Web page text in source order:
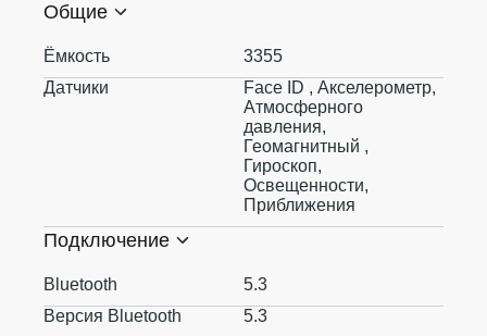
Общие
Ёмкость
3355
Датчики
Face ID , Акселерометр,
Атмосферного
давления,
Геомагнитный ,
Гироскоп,
Освещенности,
Приближения
Подключение
Bluetooth
5.3
Версия Bluetooth
5.3